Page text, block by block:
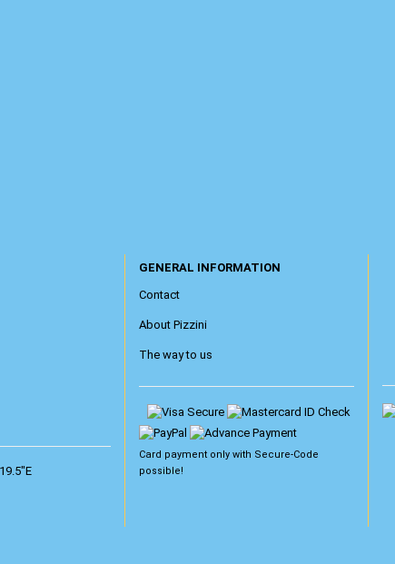
GENERAL INFORMATION
Contact
About Pizzini
The way to us
Card payment only with Secure-Code
possible!